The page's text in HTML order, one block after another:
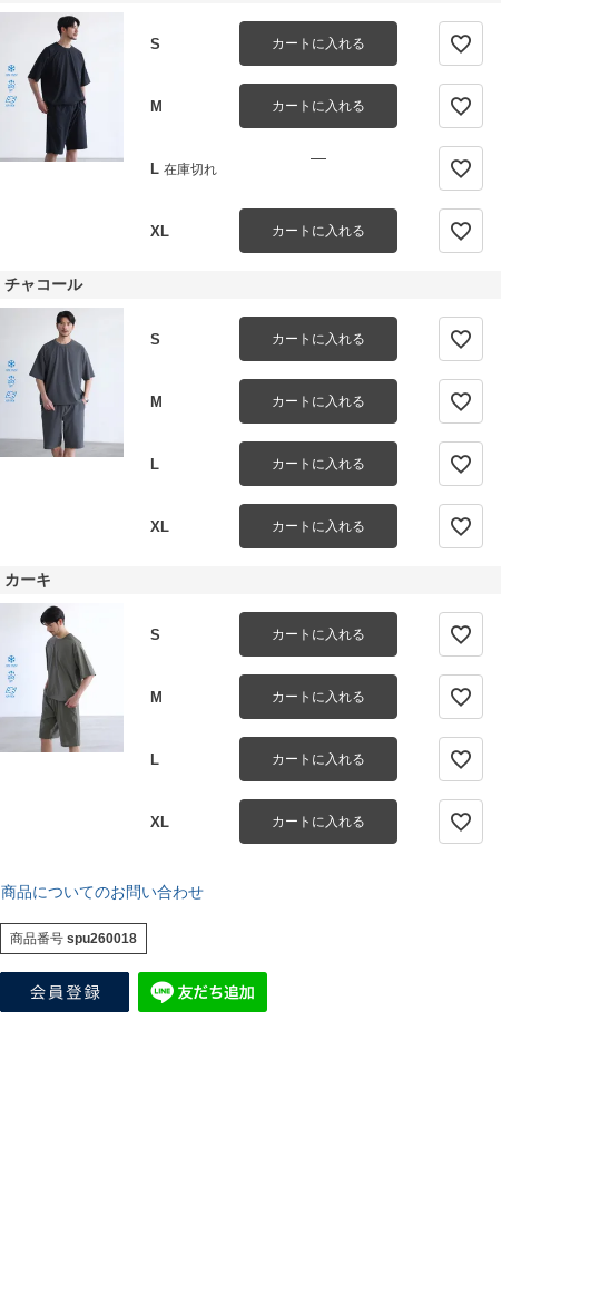
S カートに入れる
M カートに入れる
L 在庫切れ
—
XL カートに入れる
チャコール
S カートに入れる
M カートに入れる
L カートに入れる
XL カートに入れる
カーキ
S カートに入れる
M カートに入れる
L カートに入れる
XL カートに入れる
商品についてのお問い合わせ
商品番号 spu260018